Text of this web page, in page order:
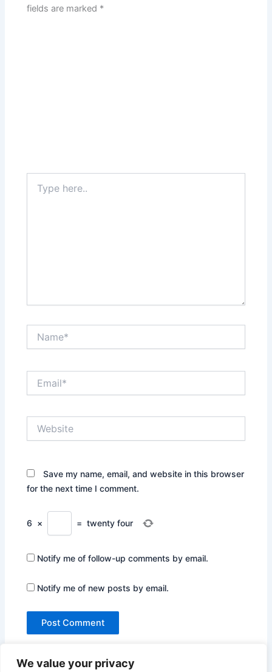
We value your privacy
fields are marked *
here..
Save my name, email, and website in this browser
for the next time I comment.
6 × = twenty four
Notify me of follow-up comments by email.
Notify me of new posts by email.